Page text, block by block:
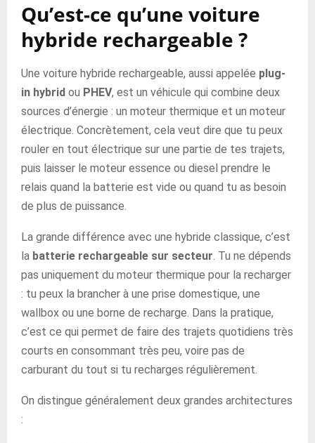
Qu’est-ce qu’une voiture
hybride rechargeable ?
Une voiture hybride rechargeable, aussi appelée plug-
in hybrid ou PHEV, est un véhicule qui combine deux
sources d’énergie : un moteur thermique et un moteur
électrique. Concrètement, cela veut dire que tu peux
rouler en tout électrique sur une partie de tes trajets,
puis laisser le moteur essence ou diesel prendre le
relais quand la batterie est vide ou quand tu as besoin
de plus de puissance.
La grande différence avec une hybride classique, c’est
la batterie rechargeable sur secteur. Tu ne dépends
pas uniquement du moteur thermique pour la recharger
: tu peux la brancher à une prise domestique, une
wallbox ou une borne de recharge. Dans la pratique,
c’est ce qui permet de faire des trajets quotidiens très
courts en consommant très peu, voire pas de
carburant du tout si tu recharges régulièrement.
On distingue généralement deux grandes architectures
: